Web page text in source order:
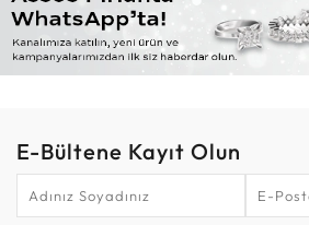
E-Bültene Kayıt Olun